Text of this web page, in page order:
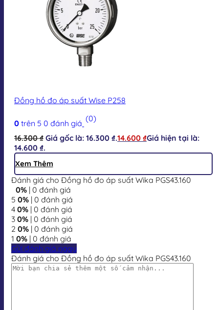
Đồng hồ đo áp suất Wise P258
0 trên 5 0 đánh giá (0)
16.300₫ Giá gốc là: 16.300 ₫.14.600 ₫Giá hiện tại là:
14.600 ₫.
Xem Thêm
Đánh giá cho Đồng hồ đo áp suất Wika PGS43.160
0% | 0 đánh giá
5 0% | 0 đánh giá
4 0% | 0 đánh giá
3 0% | 0 đánh giá
2 0% | 0 đánh giá
1 0% | 0 đánh giá
Gửi đánh giá ngay
Đánh giá cho Đồng hồ đo áp suất Wika PGS43.160